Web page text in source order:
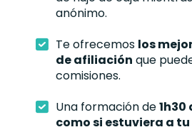
anónimo.
Te ofrecemos los
de afiliación que
comisiones.
Una formación de
como si estuviera a